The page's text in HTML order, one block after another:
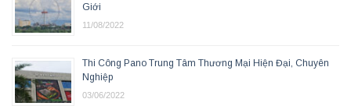
Giới
11/08/2022
Thi Công Pano Trung Tâm Thương Mại Hiện Đại, Chuyên
Nghiệp
03/06/2022